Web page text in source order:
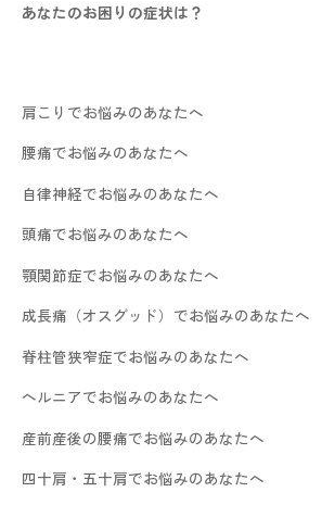
あなたのお困りの症状は？
肩こりでお悩みのあなたへ
腰痛でお悩みのあなたへ
自律神経でお悩みのあなたへ
頭痛でお悩みのあなたへ
顎関節症でお悩みのあなたへ
成長痛（オスグッド）でお悩みのあなたへ
脊柱管狭窄症でお悩みのあなたへ
ヘルニアでお悩みのあなたへ
産前産後の腰痛でお悩みのあなたへ
四十肩・五十肩でお悩みのあなたへ